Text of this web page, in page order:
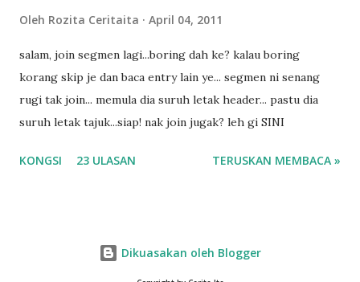
Oleh Rozita Ceritaita April 04, 2011
salam, join segmen lagi...boring dah ke? kalau boring
korang skip je dan baca entry lain ye... segmen ni senang
rugi tak join... memula dia suruh letak header... pastu dia
suruh letak tajuk...siap! nak join jugak? leh gi SINI
KONGSI 23 ULASAN TERUSKAN MEMBACA »
Dikuasakan oleh Blogger